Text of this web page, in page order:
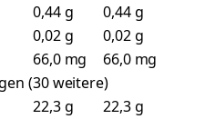
0,44 g
0,44 g
0,02 g
0,02 g
66,0 mg
66,0 mg
(30 weitere)
22,3 g
22,3 g